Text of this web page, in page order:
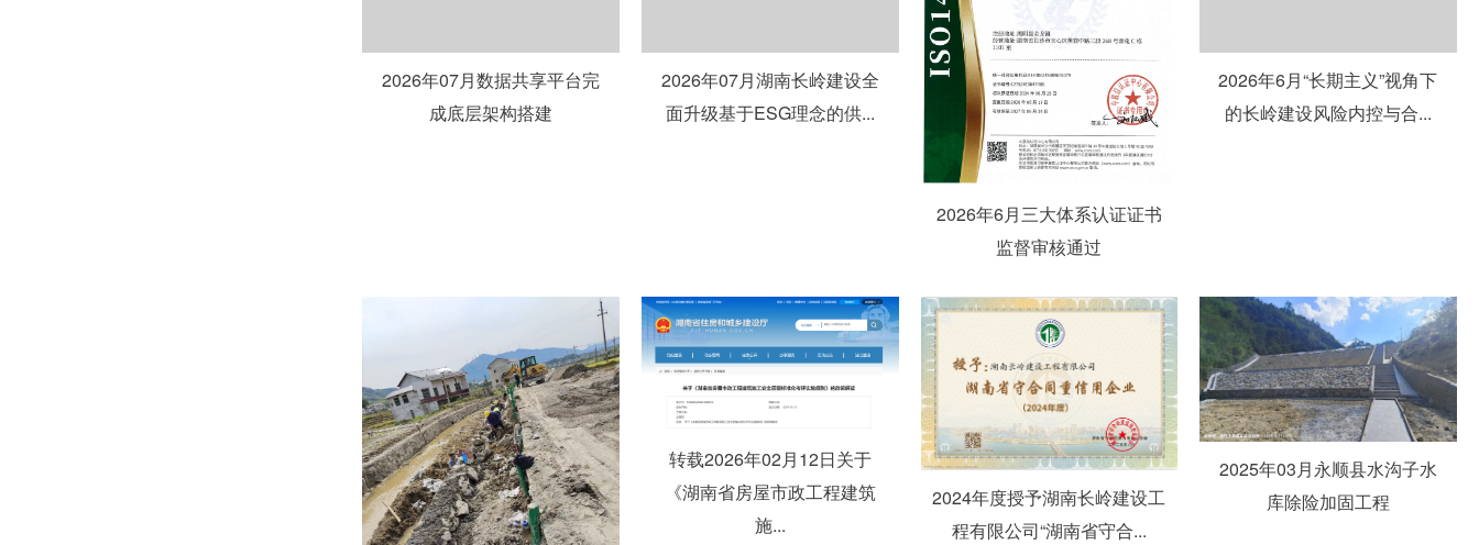
2026年07月数据共享平台完
成底层架构搭建
2026年07月湖南长岭建设全
面升级基于ESG理念的供...
2026年6月三大体系认证证书
监督审核通过
2026年6月“长期主义”视角下
的长岭建设风险内控与合...
转载2026年02月12日关于
《湖南省房屋市政工程建筑
施...
2024年度授予湖南长岭建设工
程有限公司“湖南省守合...
2025年03月永顺县水沟子水
库除险加固工程